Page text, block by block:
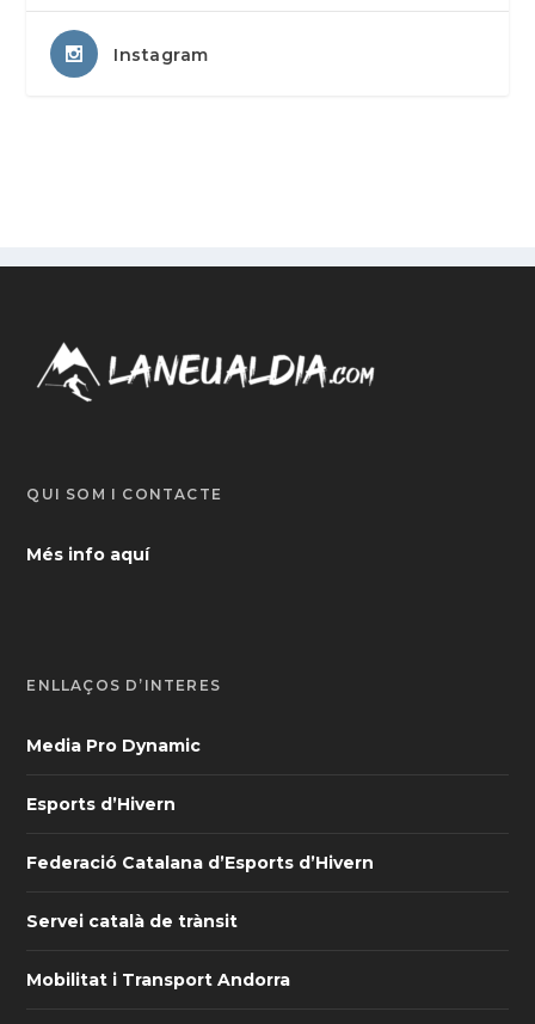
Instagram
QUI SOM I CONTACTE
Més info aquí
ENLLAÇOS D’INTERÈS
Media Pro Dynamic
Esports d’Hivern
Federació Catalana d’Esports d’Hivern
Servei català de trànsit
Mobilitat i Transport Andorra